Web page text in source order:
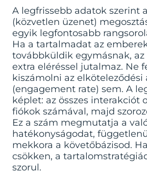
A legfrissebb adatok szerint
(közvetlen üzenet)
egyik legfontosabb
Ha a tartalmadat az
továbbküldik egymásnak, az
extra eléréssel jutalmaz. Ne
kiszámolni az elköteleződési
(engagement rate) sem. A
képlet: az összes interakciót
fiókok számával, majd
Ez a szám megmutatja a
hatékonyságodat,
mekkora a követőbázisod.
csökken, a
szorul.